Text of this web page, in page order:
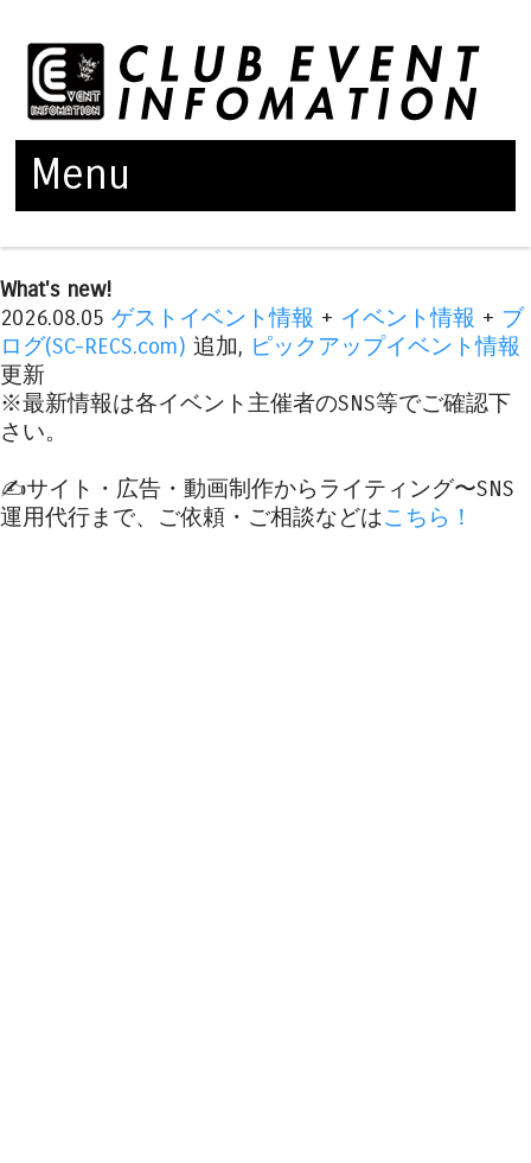
Menu
What's new!
2026.08.05 ゲストイベント情報 + イベント情報 + ブ
ログ(SC-RECS.com) 追加, ピックアップイベント情報
更新
※最新情報は各イベント主催者のSNS等でご確認下
さい。
✍️サイト・広告・動画制作からライティング〜SNS
運用代行まで、ご依頼・ご相談などはこちら！